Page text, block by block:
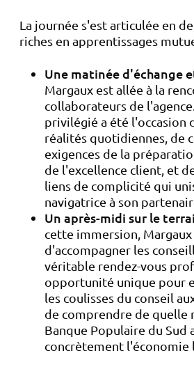
La journée s'est articulée en
riches en apprentissages
Une matinée d'échange
Margaux est allée à la
collaborateurs de
privilégié a été l'occasion
réalités quotidiennes, de
exigences de la
de l'excellence client, et
liens de complicité qui
navigatrice à son
Un après-midi sur le
cette immersion, Margaux
d'accompagner les
véritable rendez-vous
opportunité unique pour
les coulisses du conseil
de comprendre de quelle
Banque Populaire du Sud
concrètement l'économie